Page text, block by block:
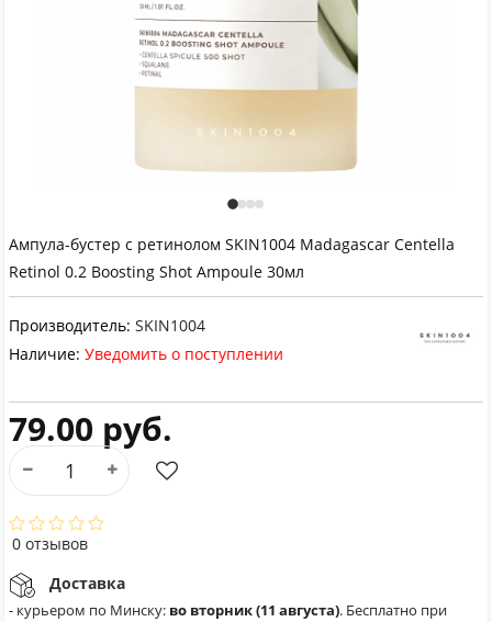
Ампула-бустер с ретинолом SKIN1004 Madagascar Centella
Retinol 0.2 Boosting Shot Ampoule 30мл
Производитель: SKIN1004
Наличие: Уведомить о поступлении
79.00 руб.
0 отзывов
Доставка
- курьером по Минску: во вторник (11 августа). Бесплатно при